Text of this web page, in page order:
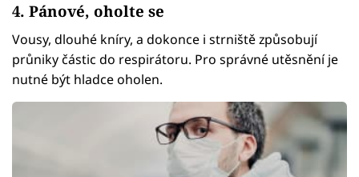
4. Pánové, oholte se
Vousy, dlouhé kníry, a dokonce i strniště způsobují
průniky částic do respirátoru. Pro správné utěsnění je
nutné být hladce oholen.